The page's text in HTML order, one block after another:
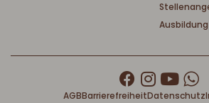
Ausbildung
AGBBarrierefreiheitDatenschutz